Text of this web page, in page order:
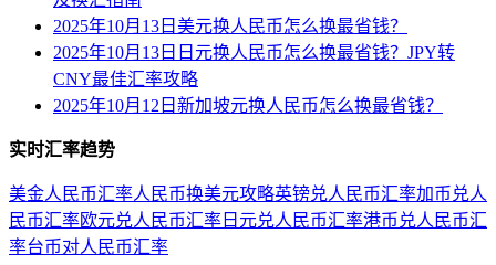
2025年10月13日美元换人民币怎么换最省钱？
2025年10月13日日元换人民币怎么换最省钱？JPY转
CNY最佳汇率攻略
2025年10月12日新加坡元换人民币怎么换最省钱？
实时汇率趋势
美金人民币汇率人民币换美元攻略英镑兑人民币汇率加币兑人
民币汇率欧元兑人民币汇率 日元兑人民币汇率港币兑人民币汇
率台币对人民币汇率